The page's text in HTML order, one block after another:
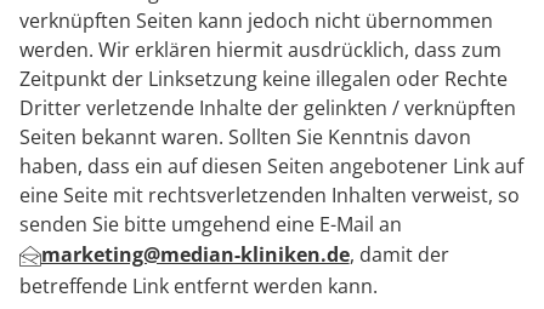
verknüpften Seiten kann jedoch nicht übernommen
werden. Wir erklären hiermit ausdrücklich, dass zum
Zeitpunkt der Linksetzung keine illegalen oder Rechte
Dritter verletzende Inhalte der gelinkten / verknüpften
Seiten bekannt waren. Sollten Sie Kenntnis davon
haben, dass ein auf diesen Seiten angebotener Link auf
eine Seite mit rechtsverletzenden Inhalten verweist, so
senden Sie bitte umgehend eine E-Mail an
marketing@median-kliniken.de, damit der
betreffende Link entfernt werden kann.